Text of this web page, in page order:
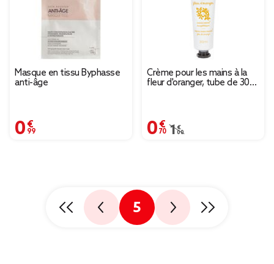
Masque en tissu Byphasse
anti-âge
0,99 €
Crème pour les mains à la
fleur d'oranger, tube de 30
0,70 €
Prix remisé de 1,00 € à
1,00 €
5